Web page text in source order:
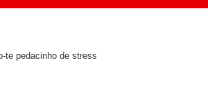
te pedacinho de stress